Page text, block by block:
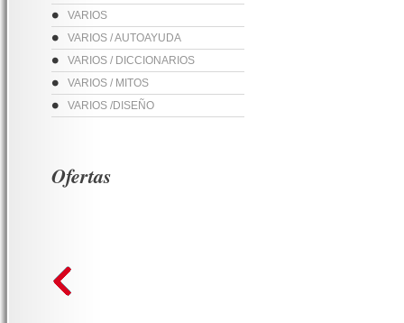
VARIOS
VARIOS / AUTOAYUDA
VARIOS / DICCIONARIOS
VARIOS / MITOS
VARIOS /DISEÑO
Ofertas